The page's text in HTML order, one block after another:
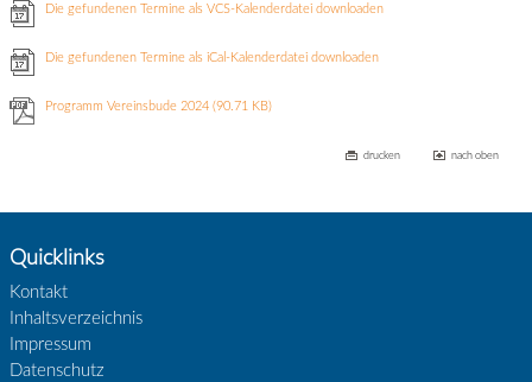
Die gefundenen Termine als VCS-Kalenderdatei downloaden
Die gefundenen Termine als iCal-Kalenderdatei downloaden
Programm Vereinsbude 2024(90.71 KB)
drucken nach oben
Quicklinks
Kontakt
Inhaltsverzeichnis
Impressum
Datenschutz